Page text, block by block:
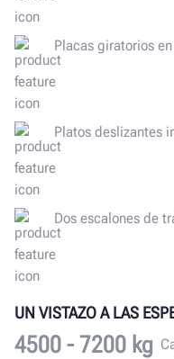
Placas giratorios
Platos deslizantes
Dos escalones de
UN VISTAZO A LAS
4500 - 7200 kg